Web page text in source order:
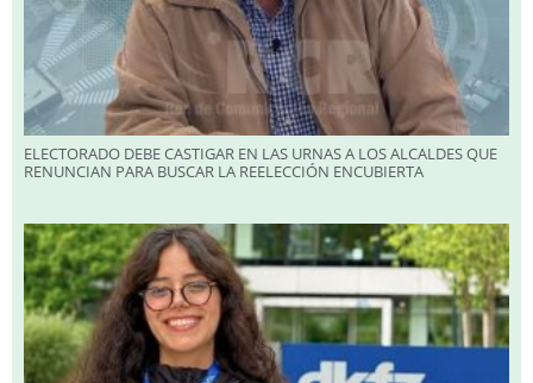
ELECTORADO DEBE CASTIGAR EN LAS URNAS A LOS ALCALDES QUE
RENUNCIAN PARA BUSCAR LA REELECCIÓN ENCUBIERTA